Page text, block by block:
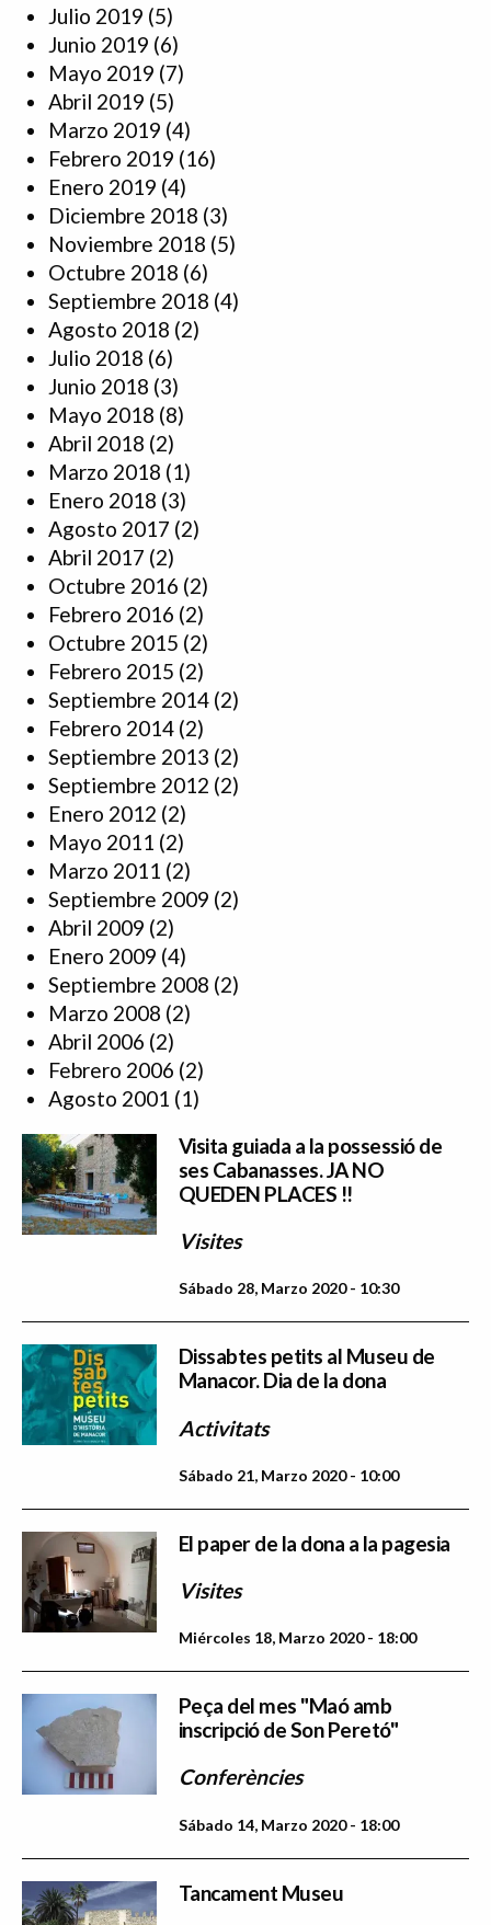
Julio 2019 (5)
Junio 2019 (6)
Mayo 2019 (7)
Abril 2019 (5)
Marzo 2019 (4)
Febrero 2019 (16)
Enero 2019 (4)
Diciembre 2018 (3)
Noviembre 2018 (5)
Octubre 2018 (6)
Septiembre 2018 (4)
Agosto 2018 (2)
Julio 2018 (6)
Junio 2018 (3)
Mayo 2018 (8)
Abril 2018 (2)
Marzo 2018 (1)
Enero 2018 (3)
Agosto 2017 (2)
Abril 2017 (2)
Octubre 2016 (2)
Febrero 2016 (2)
Octubre 2015 (2)
Febrero 2015 (2)
Septiembre 2014 (2)
Febrero 2014 (2)
Septiembre 2013 (2)
Septiembre 2012 (2)
Enero 2012 (2)
Mayo 2011 (2)
Marzo 2011 (2)
Septiembre 2009 (2)
Abril 2009 (2)
Enero 2009 (4)
Septiembre 2008 (2)
Marzo 2008 (2)
Abril 2006 (2)
Febrero 2006 (2)
Agosto 2001 (1)
Visita guiada a la possessió de
ses Cabanasses. JA NO
QUEDEN PLACES !!
Visites
Sábado 28, Marzo 2020 - 10:30
Dissabtes petits al Museu de
Manacor. Dia de la dona
Activitats
Sábado 21, Marzo 2020 - 10:00
El paper de la dona a la pagesia
Visites
Miércoles 18, Marzo 2020 - 18:00
Peça del mes "Maó amb
inscripció de Son Peretó"
Conferències
Sábado 14, Marzo 2020 - 18:00
Tancament Museu